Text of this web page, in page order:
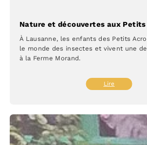
Nature et découvertes aux
À Lausanne, les enfants des Petits
le monde des insectes et vivent une
à la Ferme Morand.
Lire:
aux
Petits